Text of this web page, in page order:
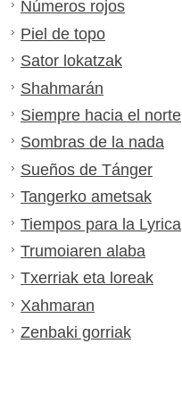
Números rojos
Piel de topo
Sator lokatzak
Shahmarán
Siempre hacia el norte
Sombras de la nada
Sueños de Tánger
Tangerko ametsak
Tiempos para la Lyrica
Trumoiaren alaba
Txerriak eta loreak
Xahmaran
Zenbaki gorriak